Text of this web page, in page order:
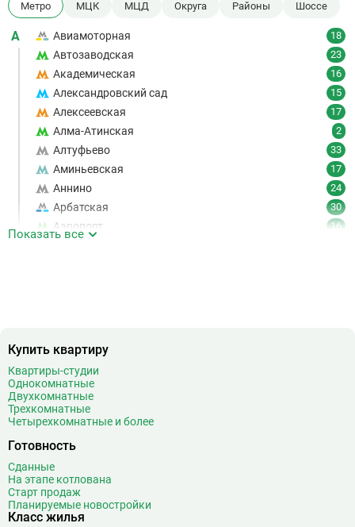
Метро МЦК МЦД Округа Районы Шоссе
А Авиамоторная 18
Автозаводская 23
Академическая 16
Александровский сад 15
Алексеевская 17
Алма-Атинская 2
Алтуфьево 33
Аминьевская 17
Аннино 24
Арбатская 30
Аэропорт 16
Беговая
Беломорская
Белорусская
Беляево
Бибирево
Библиотека имени Ленина
Битцевский парк
Борисово
Боровицкая
Боровское шоссе
Показать все
Купить квартиру
Квартиры-студии
Однокомнатные
Двухкомнатные
Трехкомнатные
Четырехкомнатные и более
Готовность
Сданные
На этапе котлована
Старт продаж
Планируемые новостройки
Класс жилья